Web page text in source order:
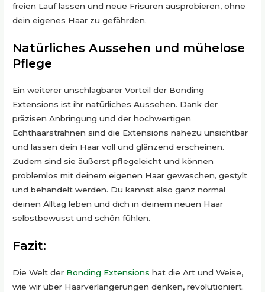
freien Lauf lassen und neue Frisuren ausprobieren, ohne
dein eigenes Haar zu gefährden.
Natürliches Aussehen und mühelose
Pflege
Ein weiterer unschlagbarer Vorteil der Bonding
Extensions ist ihr natürliches Aussehen. Dank der
präzisen Anbringung und der hochwertigen
Echthaarsträhnen sind die Extensions nahezu unsichtbar
und lassen dein Haar voll und glänzend erscheinen.
Zudem sind sie äußerst pflegeleicht und können
problemlos mit deinem eigenen Haar gewaschen, gestylt
und behandelt werden. Du kannst also ganz normal
deinen Alltag leben und dich in deinem neuen Haar
selbstbewusst und schön fühlen.
Fazit:
Die Welt der Bonding Extensions hat die Art und Weise,
wie wir über Haarverlängerungen denken, revolutioniert.